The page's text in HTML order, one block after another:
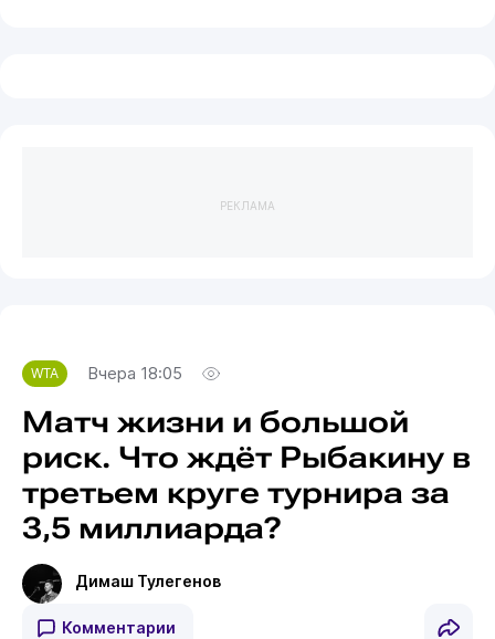
РЕКЛАМА
WTA Вчера 18:05
Матч жизни и большой
риск. Что ждёт Рыбакину в
третьем круге турнира за
3,5 миллиарда?
Димаш Тулегенов
Комментарии